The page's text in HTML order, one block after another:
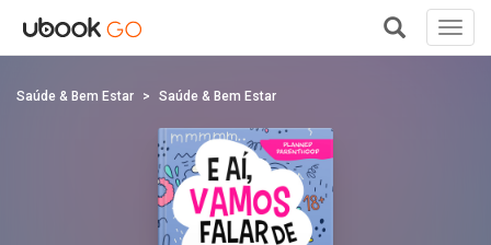
Saúde & Bem Estar Saúde & Bem Estar